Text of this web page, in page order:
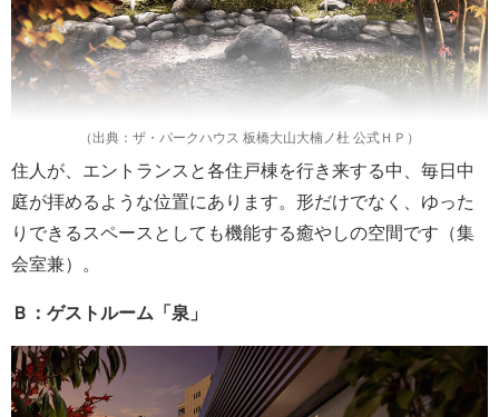
（出典：ザ・パークハウス 板橋大山大楠ノ杜 公式ＨＰ）
住人が、エントランスと各住戸棟を行き来する中、毎日中
庭が拝めるような位置にあります。形だけでなく、ゆった
りできるスペースとしても機能する癒やしの空間です（集
会室兼）。
Ｂ：ゲストルーム「泉」